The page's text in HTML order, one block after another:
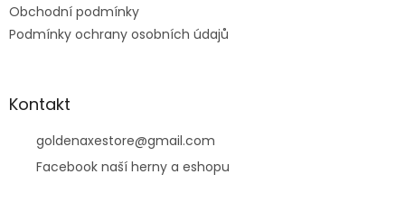
Obchodní podmínky
Podmínky ochrany osobních údajů
Kontakt
goldenaxestore@gmail.com
Facebook naší herny a eshopu